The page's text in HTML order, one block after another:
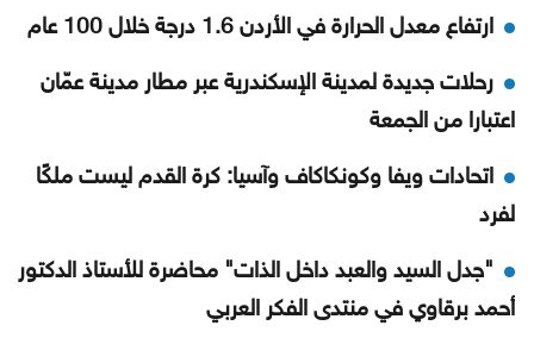
ارتفاع معدل الحرارة في الأردن 1.6 درجة خلال 100 عام
رحلات جديدة لمدينة الإسكندرية عبر مطار مدينة عمّان
اعتبارا من الجمعة
اتحادات ويفا وكونكاكاف وآسيا: كرة القدم ليست ملكًا
لفرد
"جدل السيد والعبد داخل الذات" محاضرة للأستاذ الدكتور
أحمد برقاوي في منتدى الفكر العربي